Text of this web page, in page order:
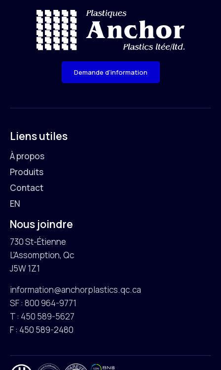
Demande d'information
Liens utiles
À propos
Produits
Contact
EN
Nous joindre
730 St-Étienne
L'Assomption, Qc
J5W 1Z1
information@anchorplastics.qc.ca
SF : 800 964-9771
T : 450 589-5627
F : 450 589-2480